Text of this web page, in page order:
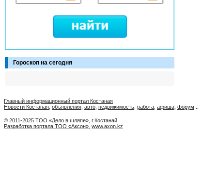
Гороскоп на сегодня
Главный информационный портал Костаная
Новости Костаная объявления авто недвижимость работа афиша форум
© 2011-2025 ТОО «Дело в шляпе», г.Костанай
Разработка портала ТОО «Аксон» www.axon.kz